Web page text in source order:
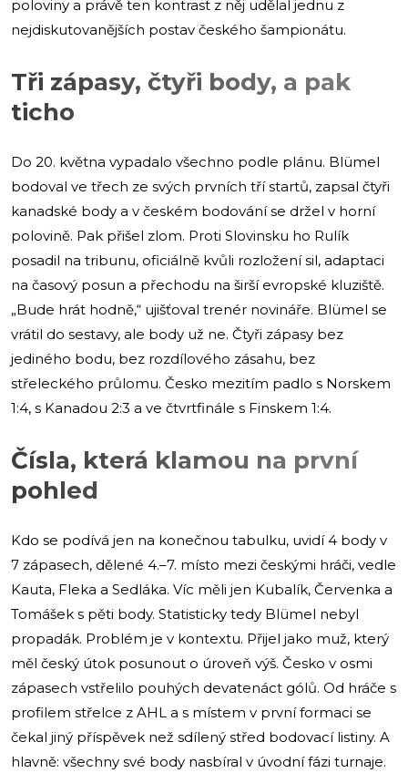
poloviny a právě ten kontrast z něj udělal jednu z
nejdiskutovanějších postav českého šampionátu.
Tři zápasy, čtyři body, a pak
ticho
Do 20. května vypadalo všechno podle plánu. Blümel
bodoval ve třech ze svých prvních tří startů, zapsal čtyři
kanadské body a v českém bodování se držel v horní
polovině. Pak přišel zlom. Proti Slovinsku ho Rulík
posadil na tribunu, oficiálně kvůli rozložení sil, adaptaci
na časový posun a přechodu na širší evropské kluziště.
„Bude hrát hodně,“ ujišťoval trenér novináře. Blümel se
vrátil do sestavy, ale body už ne. Čtyři zápasy bez
jediného bodu, bez rozdílového zásahu, bez
střeleckého průlomu. Česko mezitím padlo s Norskem
1:4, s Kanadou 2:3 a ve čtvrtfinále s Finskem 1:4.
Čísla, která klamou na první
pohled
Kdo se podívá jen na konečnou tabulku, uvidí 4 body v
7 zápasech, dělené 4.–7. místo mezi českými hráči, vedle
Kauta, Fleka a Sedláka. Víc měli jen Kubalík, Červenka a
Tomášek s pěti body. Statisticky tedy Blümel nebyl
propadák. Problém je v kontextu. Přijel jako muž, který
měl český útok posunout o úroveň výš. Česko v osmi
zápasech vstřelilo pouhých devatenáct gólů. Od hráče s
profilem střelce z AHL a s místem v první formaci se
čekal jiný příspěvek než sdílený střed bodovací listiny. A
hlavně: všechny své body nasbíral v úvodní fázi turnaje.